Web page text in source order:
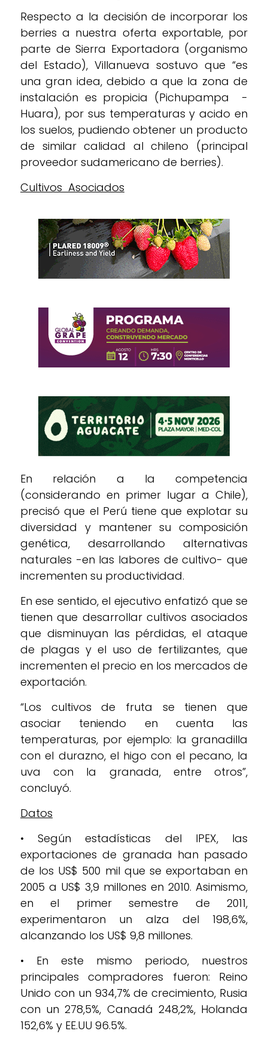
Respecto a la decisión de incorporar los
berries a nuestra oferta exportable, por
parte de Sierra Exportadora (organismo
del Estado), Villanueva sostuvo que “es
una gran idea, debido a que la zona de
instalación es propicia (Pichupampa -
Huara), por sus temperaturas y acido en
los suelos, pudiendo obtener un producto
de similar calidad al chileno (principal
proveedor sudamericano de berries).
Cultivos Asociados
En relación a la competencia
(considerando en primer lugar a Chile),
precisó que el Perú tiene que explotar su
diversidad y mantener su composición
genética, desarrollando alternativas
naturales -en las labores de cultivo- que
incrementen su productividad.
En ese sentido, el ejecutivo enfatizó que se
tienen que desarrollar cultivos asociados
que disminuyan las pérdidas, el ataque
de plagas y el uso de fertilizantes, que
incrementen el precio en los mercados de
exportación.
“Los cultivos de fruta se tienen que
asociar teniendo en cuenta las
temperaturas, por ejemplo: la granadilla
con el durazno, el higo con el pecano, la
uva con la granada, entre otros”,
concluyó.
Datos
• Según estadísticas del IPEX, las
exportaciones de granada han pasado
de los US$ 500 mil que se exportaban en
2005 a US$ 3,9 millones en 2010. Asimismo,
en el primer semestre de 2011,
experimentaron un alza del 198,6%,
alcanzando los US$ 9,8 millones.
• En este mismo periodo, nuestros
principales compradores fueron: Reino
Unido con un 934,7% de crecimiento, Rusia
con un 278,5%, Canadá 248,2%, Holanda
152,6% y EE.UU 96.5%.